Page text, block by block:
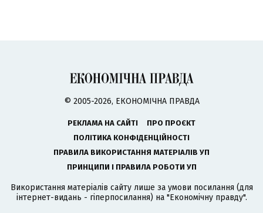
© 2005-2026, ЕКОНОМІЧНА ПРАВДА
РЕКЛАМА НА САЙТІ
ПРО ПРОЄКТ
ПОЛІТИКА КОНФІДЕНЦІЙНОСТІ
ПРАВИЛА ВИКОРИСТАННЯ МАТЕРІАЛІВ УП
ПРИНЦИПИ І ПРАВИЛА РОБОТИ УП
Використання матеріалів сайту лише за умови посилання (для
інтернет-видань - гіперпосилання) на "Економічну правду".